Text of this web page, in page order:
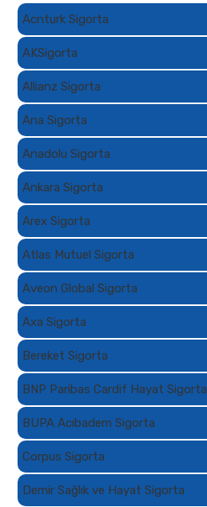
Acnturk Sigorta
AKSigorta
Allianz Sigorta
Ana Sigorta
Anadolu Sigorta
Ankara Sigorta
Arex Sigorta
Atlas Mutuel Sigorta
Aveon Global Sigorta
Axa Sigorta
Bereket Sigorta
BNP Paribas Cardif Hayat Sigorta
BUPA Acıbadem Sigorta
Corpus Sigorta
Demir Sağlık ve Hayat Sigorta